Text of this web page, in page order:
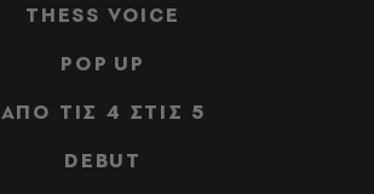
THESS VOICE
POP UP
ΑΠΟ ΤΙΣ 4 ΣΤΙΣ 5
DEBUT